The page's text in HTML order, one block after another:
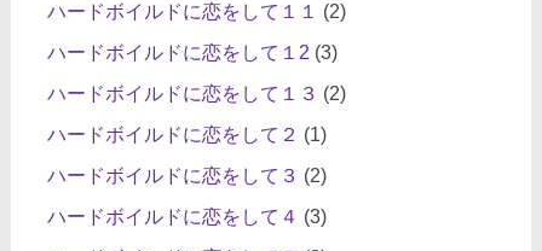
ハードボイルドに恋をして１１
(2)
ハードボイルドに恋をして１2 (3)
ハードボイルドに恋をして１３ (2)
ハードボイルドに恋をして２ (1)
ハードボイルドに恋をして３ (2)
ハードボイルドに恋をして４ (3)